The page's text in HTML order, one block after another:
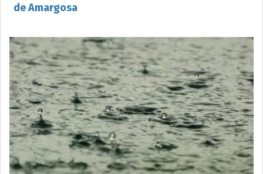
de Amargosa